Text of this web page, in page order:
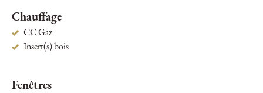
Chauffage
CC Gaz
Insert(s) bois
Fenêtres